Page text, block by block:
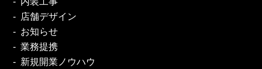
店舗デザイン
お知らせ
業務提携
新規開業ノウハウ